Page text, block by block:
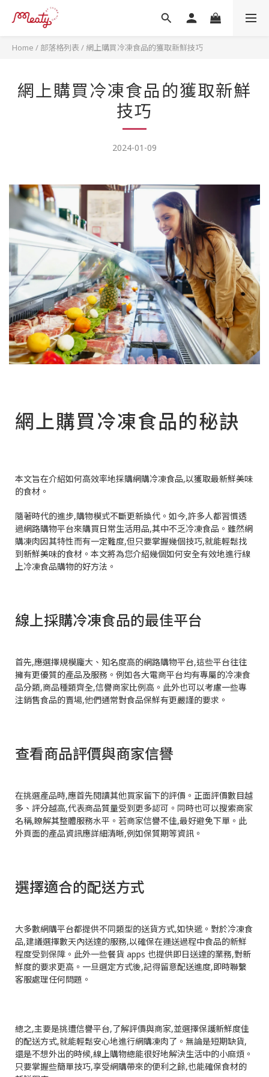
Home / 部落格列表 / 網上購買冷凍食品的獲取新鮮技巧
網上購買冷凍食品的獲取新鮮
技巧
2024-01-09
網上購買冷凍食品的秘訣
本文旨在介紹如何高效率地採購網購冷凍食品,以獲取最新鮮美味
的食材。
隨著時代的進步,購物模式不斷更新換代。如今,許多人都習慣透
過網路購物平台來購買日常生活用品,其中不乏冷凍食品。雖然網
購凍肉因其特性而有一定難度,但只要掌握幾個技巧,就能輕鬆找
到新鮮美味的食材。本文將為您介紹幾個如何安全有效地進行線
上冷凍食品購物的好方法。
線上採購冷凍食品的最佳平台
首先,應選擇規模龐大、知名度高的網路購物平台,這些平台往往
擁有更優質的產品及服務。例如各大電商平台均有專屬的冷凍食
品分類,商品種類齊全,信譽商家比例高。此外也可以考慮一些專
注銷售食品的賣場,他們通常對食品保鮮有更嚴謹的要求。
查看商品評價與商家信譽
在挑選產品時,應首先閱讀其他買家留下的評價。正面評價數目越
多、評分越高,代表商品質量受到更多認可。同時也可以搜索商家
名稱,瞭解其整體服務水平。若商家信譽不佳,最好避免下單。此
外頁面的產品資訊應詳細清晰,例如保質期等資訊。
選擇適合的配送方式
大多數網購平台都提供不同類型的送貨方式,如快遞。對於冷凍食
品,建議選擇數天內送達的服務,以確保在運送過程中食品的新鮮
程度受到保障。此外一些餐貨 apps 也提供即日送達的業務,對新
鮮度的要求更高。一旦選定方式後,記得留意配送進度,即時聯繫
客服處理任何問題。
總之,主要是挑遭信譽平台,了解評價與商家,並選擇保護新鮮度佳
的配送方式,就能輕鬆安心地進行網購凍肉了。無論是短期缺貨,
還是不想外出的時候,線上購物總能很好地解決生活中的小麻煩。
只要掌握些簡單技巧,享受網購帶來的便利之餘,也能確保食材的